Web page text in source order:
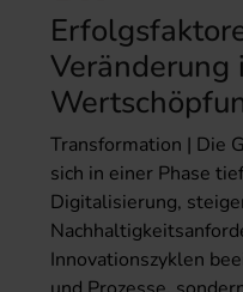
Veränderung
Transformation | Die
sich in einer Phase
Digitalisierung,
Innovationszyklen